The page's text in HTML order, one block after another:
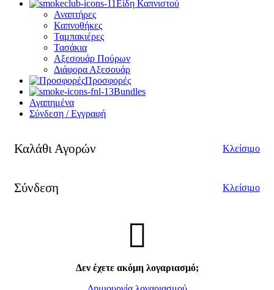
Είδη Καπνιστού
Αναπτήρες
Καπνοθήκες
Ταμπακιέρες
Τασάκια
Αξεσουάρ Πούρων
Διάφορα Αξεσουάρ
Προσφορές
Bundles
Αγαπημένα
Σύνδεση / Εγγραφή
Καλάθι Αγορών Κλείσιμο
Σύνδεση Κλείσιμο
Δεν έχετε ακόμη λογαριασμό;